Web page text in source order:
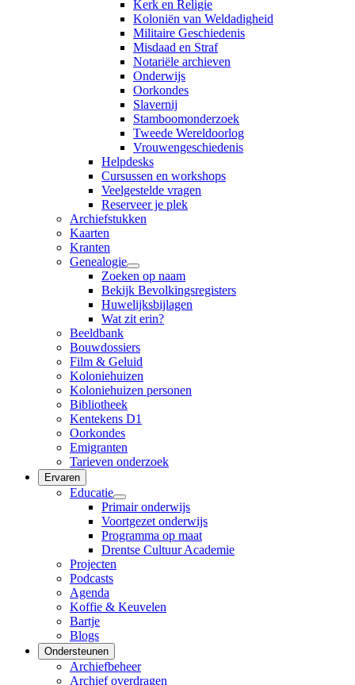
Kerk en Religie
Koloniën van Weldadigheid
Militaire Geschiedenis
Misdaad en Straf
Notariële archieven
Onderwijs
Oorkondes
Slavernij
Stamboomonderzoek
Tweede Wereldoorlog
Vrouwengeschiedenis
Helpdesks
Cursussen en workshops
Veelgestelde vragen
Reserveer je plek
Archiefstukken
Kaarten
Kranten
Genealogie
Zoeken op naam
Bekijk Bevolkingsregisters
Huwelijksbijlagen
Wat zit erin?
Beeldbank
Bouwdossiers
Film & Geluid
Koloniehuizen
Koloniehuizen personen
Bibliotheek
Kentekens D1
Oorkondes
Emigranten
Tarieven onderzoek
Ervaren
Educatie
Primair onderwijs
Voortgezet onderwijs
Programma op maat
Drentse Cultuur Academie
Projecten
Podcasts
Agenda
Koffie & Keuvelen
Bartje
Blogs
Ondersteunen
Archiefbeheer
Archief overdragen